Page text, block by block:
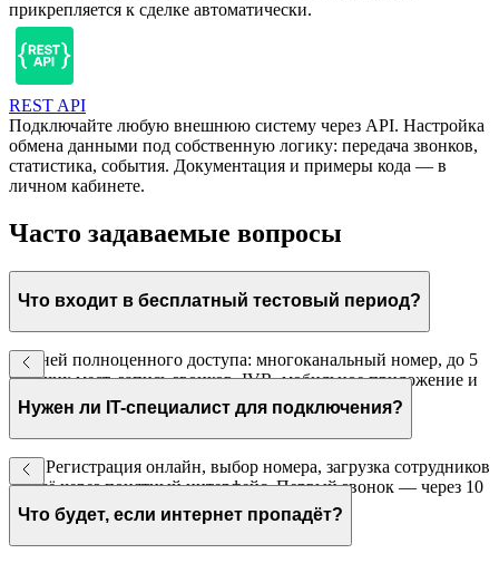
прикрепляется к сделке автоматически.
REST API
Подключайте любую внешнюю систему через API. Настройка
обмена данными под собственную логику: передача звонков,
статистика, события. Документация и примеры кода — в
личном кабинете.
Часто задаваемые вопросы
Что входит в бесплатный тестовый период?
30 дней полноценного доступа: многоканальный номер, до 5
рабочих мест, запись звонков, IVR, мобильное приложение и
интеграция с CRM. Кредитная карта не нужна.
Нужен ли IT-специалист для подключения?
Нет. Регистрация онлайн, выбор номера, загрузка сотрудников
— всё через понятный интерфейс. Первый звонок — через 10
минут после регистрации.
Что будет, если интернет пропадёт?